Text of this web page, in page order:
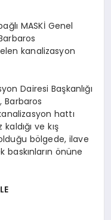
MASKİ Genel
kanalizasyon
Dairesi Başkanlığı
Barbaros
hattı
ve kış
bölgede, ilave
baskınların önüne